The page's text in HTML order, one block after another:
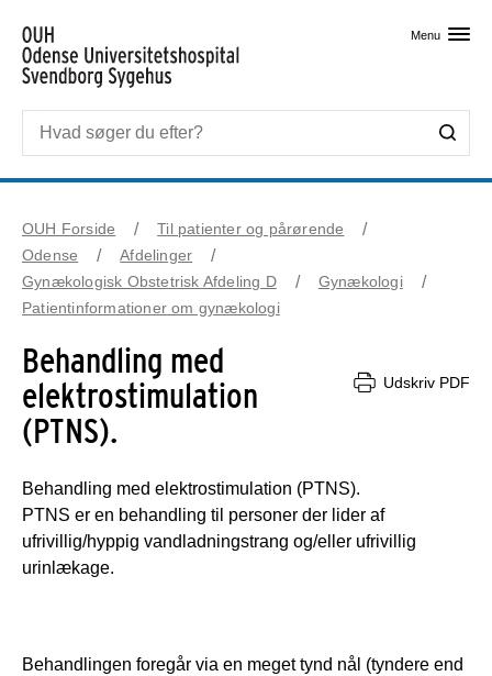
Menu
OUH Forside
Til patienter og pårørende
Odense
Afdelinger
Gynækologisk Obstetrisk Afdeling D
Gynækologi
Patientinformationer om gynækologi
Behandling med
elektrostimulation
(PTNS).
Udskriv PDF
Behandling med elektrostimulation (PTNS).
PTNS er en behandling til personer der lider af
ufrivillig/hyppig vandladningstrang og/eller ufrivillig
urinlækage.
Behandlingen foregår via en meget tynd nål (tyndere end